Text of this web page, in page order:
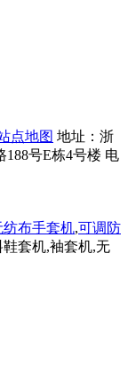
点地图 地址：浙
号E栋4号楼 电
纺布手套机,可调防
套机,袖套机,无